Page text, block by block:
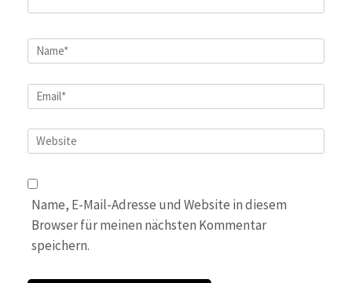
Name*
Email*
Website
Name, E-Mail-Adresse und Website in diesem
Browser für meinen nächsten Kommentar
speichern.